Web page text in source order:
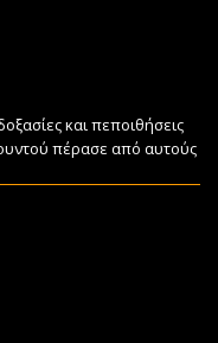
και πεποιθήσεις
πέρασε από αυτούς